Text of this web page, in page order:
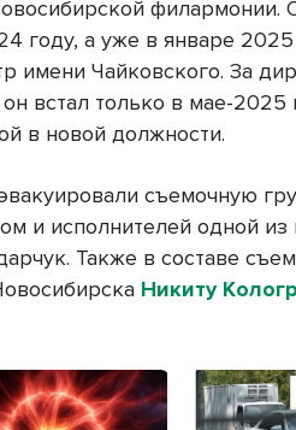
филармонии.
году, а уже в январе
имени Чайковского. За
встал только в мае-2025
в новой должности.
съемочную
и исполнителей одной из
Также в составе
Никиту